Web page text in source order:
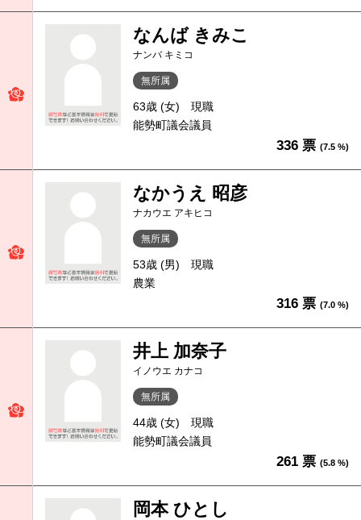
なんば きみこ
ナンバ キミコ
無所属
63歳 (女)
現職
能勢町議会議員
336 票 (7.5 %)
なかうえ 昭彦
ナカウエ アキヒコ
無所属
53歳 (男)
現職
農業
316 票 (7.0 %)
井上 加奈子
イノウエ カナコ
無所属
44歳 (女)
現職
能勢町議会議員
261 票 (5.8 %)
岡本 ひとし